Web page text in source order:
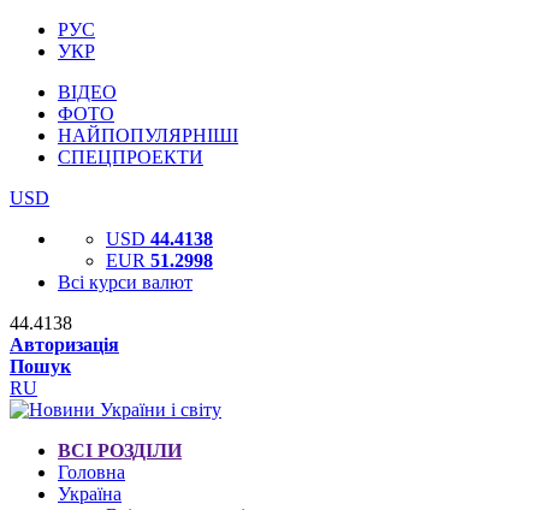
РУС
УКР
ВІДЕО
ФОТО
НАЙПОПУЛЯРНІШІ
СПЕЦПРОЕКТИ
USD
USD 44.4138
EUR 51.2998
Всі курси валют
44.4138
Авторизація
Пошук
RU
ВСІ РОЗДІЛИ
Головна
Україна